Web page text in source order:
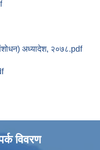
अध्यादेश, २०७८.pdf
विवरण